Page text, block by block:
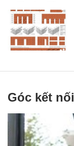
Góc kết nối